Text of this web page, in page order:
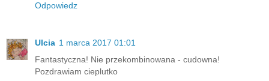
Odpowiedz
Ulcia 1 marca 2017 01:01
Fantastyczna! Nie przekombinowana - cudowna!
Pozdrawiam cieplutko